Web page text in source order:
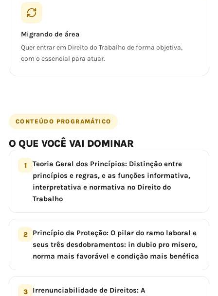
Migrando de área
Quer entrar em Direito do Trabalho de forma objetiva,
com o essencial para atuar.
CONTEÚDO PROGRAMÁTICO
O QUE VOCÊ VAI DOMINAR
1
Teoria Geral dos Princípios: Distinção entre
princípios e regras, e as funções informativa,
interpretativa e normativa no Direito do
Trabalho
2
Princípio da Proteção: O pilar do ramo laboral e
seus três desdobramentos: in dubio pro misero,
norma mais favorável e condição mais benéfica
3 Irrenunciabilidade de Direitos: A